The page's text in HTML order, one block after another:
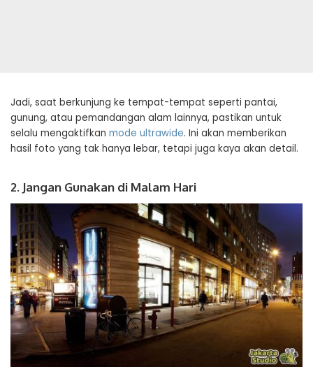
Jadi, saat berkunjung ke tempat-tempat seperti pantai,
gunung, atau pemandangan alam lainnya, pastikan untuk
selalu mengaktifkan mode ultrawide. Ini akan memberikan
hasil foto yang tak hanya lebar, tetapi juga kaya akan detail.
2. Jangan Gunakan di Malam Hari